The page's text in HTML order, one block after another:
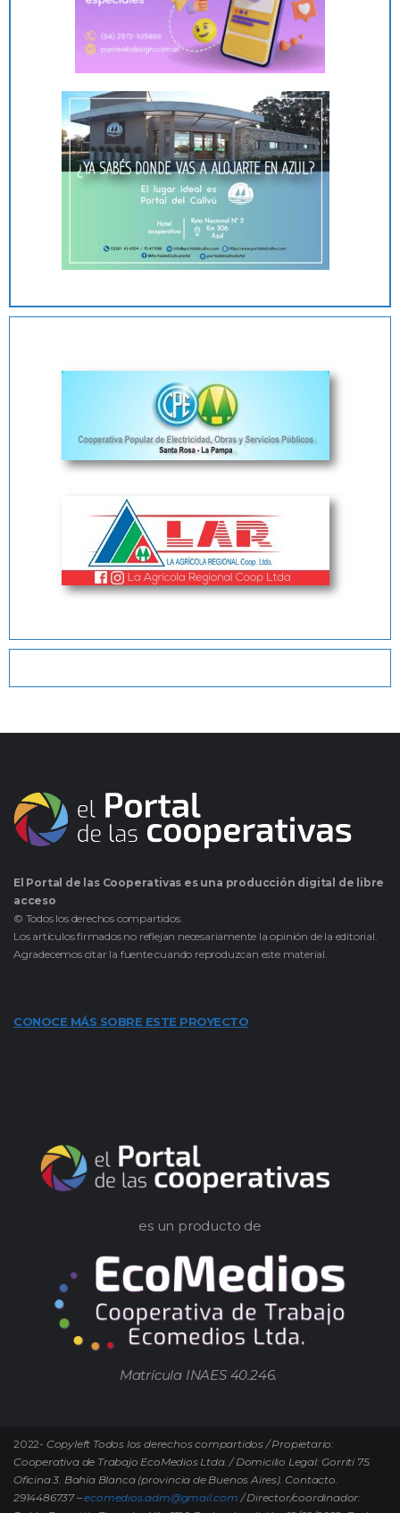
El Portal de las Cooperativas es una producción digital de libre
acceso
© Todos los derechos compartidos.
Los artículos firmados no reflejan necesariamente la opinión de la editorial.
Agradecemos citar la fuente cuando reproduzcan este material.
CONOCE MÁS SOBRE ESTE PROYECTO
es un producto de
Matrícula INAES 40.246.
2022- Copyleft Todos los derechos compartidos / Propietario:
Cooperativa de Trabajo EcoMedios Ltda. / Domicilio Legal: Gorriti 75.
Oficina 3. Bahía Blanca (provincia de Buenos Aires). Contacto.
2914486737 –ecomedios.adm@gmail.com / Director/coordinador: